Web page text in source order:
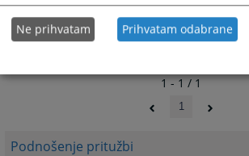
Podnošenje pritužbi
1 - 1 / 1
1
Ne prihvatam Prihvatam odabrane